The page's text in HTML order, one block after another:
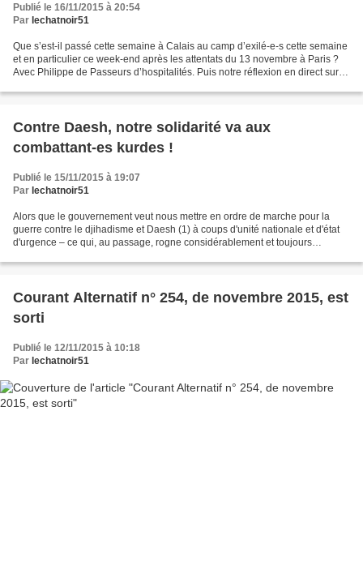
Publié le 16/11/2015 à 20:54
Par lechatnoir51
Que s’est-il passé cette semaine à Calais au camp d’exilé-e-s cette semaine
et en particulier ce week-end après les attentats du 13 novembre à Paris ?
Avec Philippe de Passeurs d’hospitalités. Puis notre réflexion en direct sur
Contre Daesh, notre solidarité va aux
combattant-es kurdes !
Publié le 15/11/2015 à 19:07
Par lechatnoir51
Alors que le gouvernement veut nous mettre en ordre de marche pour la
guerre contre le djihadisme et Daesh (1) à coups d'unité nationale et d'état
d'urgence – ce qui, au passage, rogne considérablement et toujours
Courant Alternatif n° 254, de novembre 2015, est
sorti
Publié le 12/11/2015 à 10:18
Par lechatnoir51